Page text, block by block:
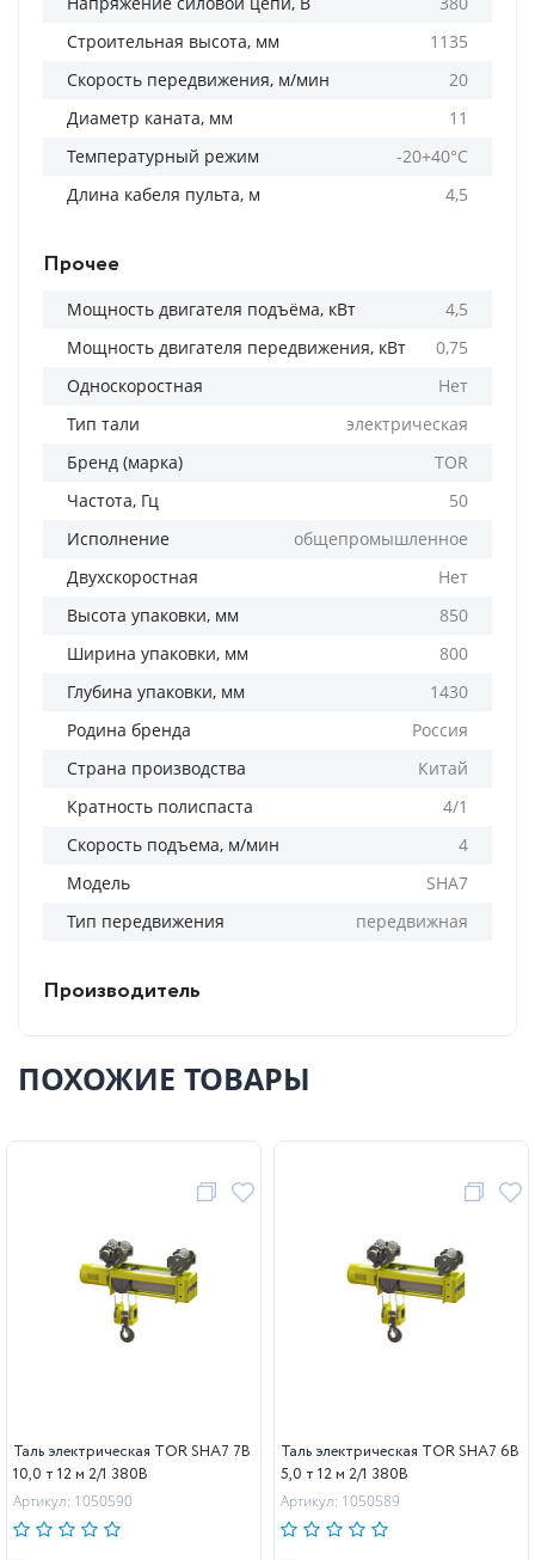
Строительная высота, мм
1135
Скорость передвижения, м/мин
20
Диаметр каната, мм
11
Температурный режим
-20+40°C
Длина кабеля пульта, м
4,5
Прочее
Мощность двигателя подъёма, кВт
4,5
Мощность двигателя передвижения, кВт
0,75
Односкоростная
Нет
Тип тали
электрическая
Бренд (марка)
TOR
Частота, Гц
50
Исполнение
общепромышленное
Двухскоростная
Нет
Высота упаковки, мм
850
Ширина упаковки, мм
800
Глубина упаковки, мм
1430
Родина бренда
Россия
Страна производства
Китай
Кратность полиспаста
4/1
Скорость подъема, м/мин
4
Модель
SHA7
Тип передвижения
передвижная
Производитель
ПОХОЖИЕ ТОВАРЫ
Таль электрическая TOR SHA7 7B
10,0 т 12 м 2/1 380В
Артикул: 1050590
Таль электрическая TOR SHA7 6B
5,0 т 12 м 2/1 380В
Артикул: 1050589